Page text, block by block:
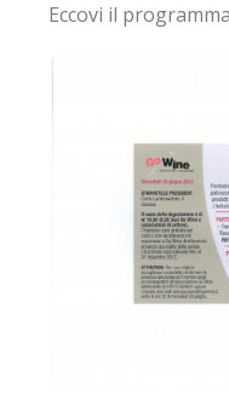
Eccovi il